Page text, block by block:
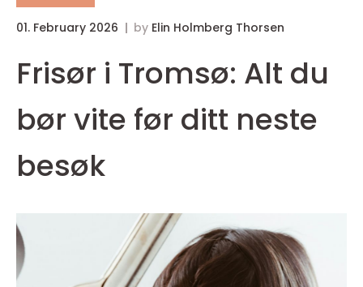
01. February 2026 by Elin Holmberg Thorsen
Frisør i Tromsø: Alt du
bør vite før ditt neste
besøk